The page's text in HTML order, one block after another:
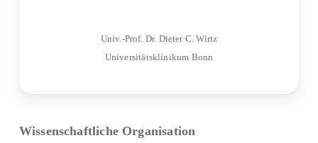
Univ.-Prof. Dr. Dieter C. Wirtz
Universitätsklinikum Bonn
Wissenschaftliche Organisation